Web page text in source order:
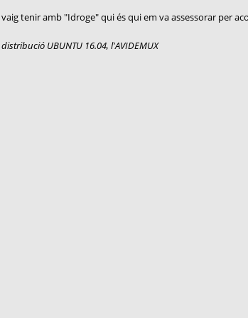
tenir amb "Idroge" qui és qui em va assessorar per
UBUNTU 16.04, l'AVIDEMUX